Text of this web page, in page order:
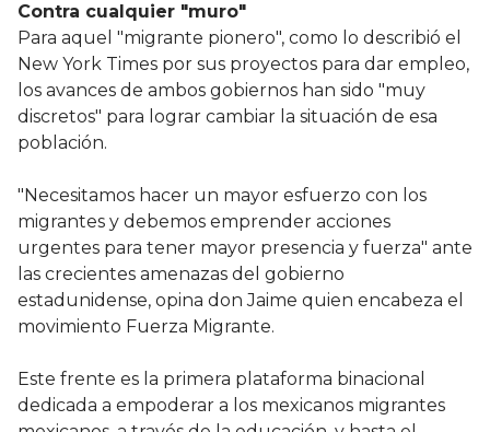
Contra cualquier "muro"
Para aquel "migrante pionero", como lo describió el
New York Times por sus proyectos para dar empleo,
los avances de ambos gobiernos han sido "muy
discretos" para lograr cambiar la situación de esa
población.
"Necesitamos hacer un mayor esfuerzo con los
migrantes y debemos emprender acciones
urgentes para tener mayor presencia y fuerza" ante
las crecientes amenazas del gobierno
estadunidense, opina don Jaime quien encabeza el
movimiento Fuerza Migrante.
Este frente es la primera plataforma binacional
dedicada a empoderar a los mexicanos migrantes